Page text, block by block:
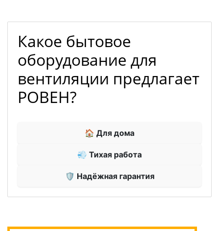
Какое бытовое
оборудование для
вентиляции предлагает
РОВЕН?
🏠 Для дома
💨 Тихая работа
🛡 Надёжная гарантия